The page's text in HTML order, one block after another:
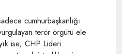
cumhurbaşkanlığı
terör örgütü ele
ise; CHP Lideri